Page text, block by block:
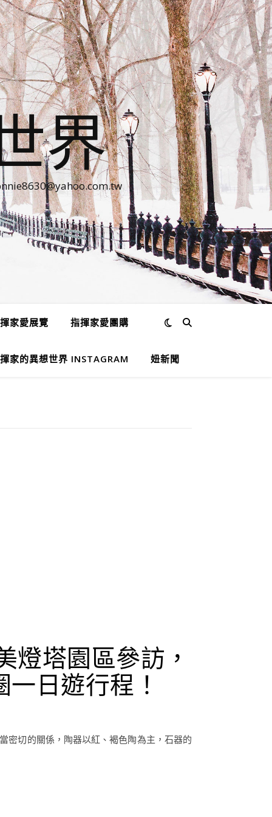
界
家愛展覽 指揮家愛團購
家的異想世界 INSTAGRAM 妞新聞
塔園區參訪，
日遊行程！
密切的關係，陶器以紅、褐色陶為主，石器的